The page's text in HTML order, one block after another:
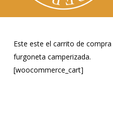
Este este el carrito de
furgoneta camperizada.
[woocommerce_cart]